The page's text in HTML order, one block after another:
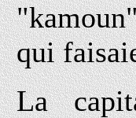
qui
La